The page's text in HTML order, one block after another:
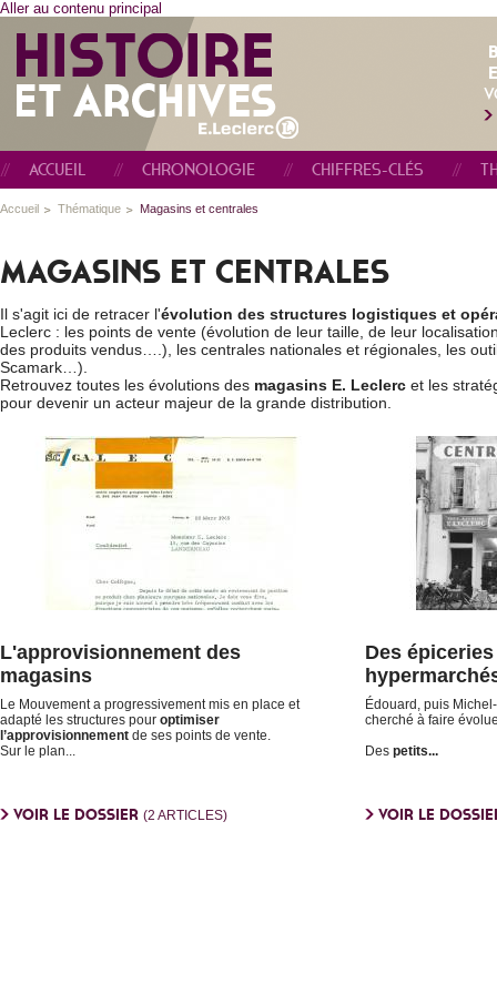
Aller au contenu principal
ACCUEIL CHRONOLOGIE CHIFFRES-CLÉS
Accueil Thématique Magasins et centrales
MAGASINS ET CENTRALES
Il s'agit ici de retracer l'évolution des structures logistiques et
Leclerc : les points de vente (évolution de leur taille, de leur
des produits vendus….), les centrales nationales et régionales, les
Scamark…).
Retrouvez toutes les évolutions des magasins E. Leclerc et les
pour devenir un acteur majeur de la grande distribution.
L'approvisionnement des
magasins
Le Mouvement a progressivement mis en place et
adapté les structures pour optimiser
l’approvisionnement de ses points de vente.
Sur le plan...
VOIR LE DOSSIER (2 ARTICLES)
Des
Édouard, puis
cherché à faire
Des petits...
VOIR LE